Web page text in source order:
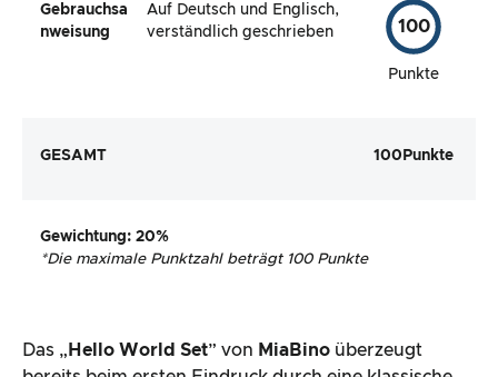
Gebrauchsa
nweisung
Auf Deutsch und Englisch,
verständlich geschrieben
100
Punkte
GESAMT 100 Punkte
Gewichtung: 20%
*Die maximale Punktzahl beträgt 100 Punkte
Das „ Hello World Set” von MiaBino überzeugt